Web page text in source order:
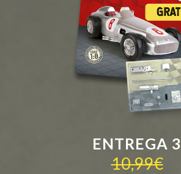
ENTREGA 3
10,99€